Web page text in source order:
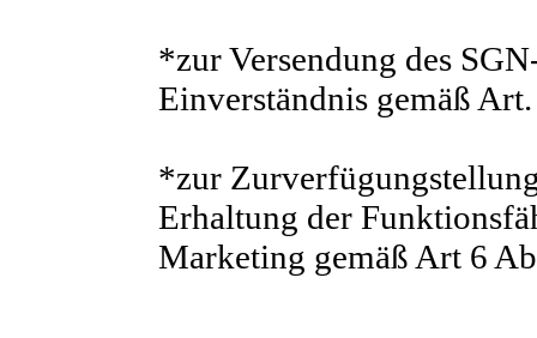
*zur Versendung des
Einverständnis gemäß
*zur
Erhaltung der
Marketing gemäß Art 6